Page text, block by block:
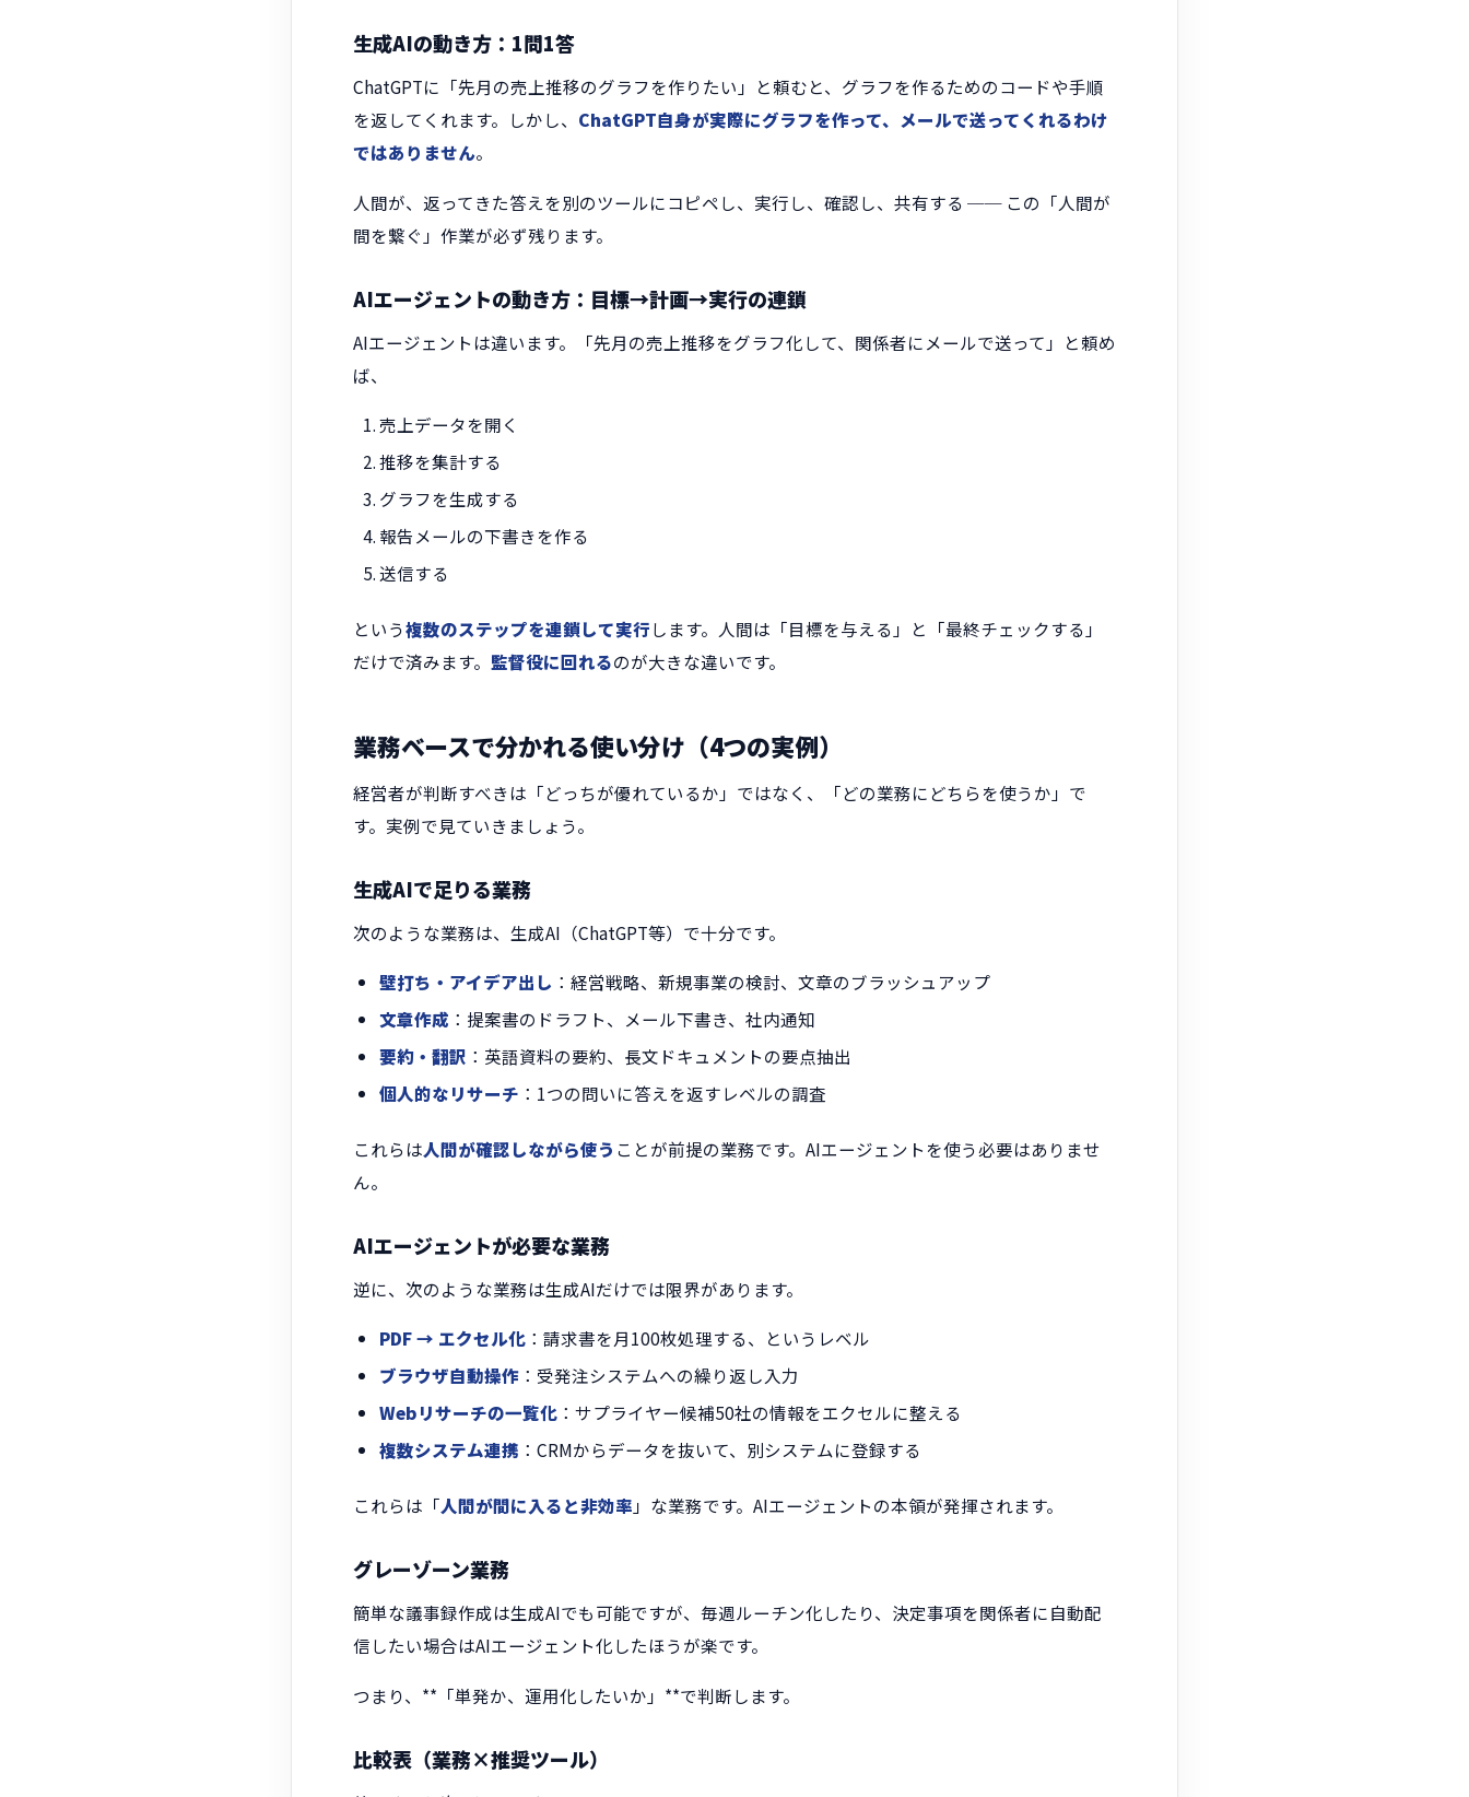
生成AIの動き方：1問1答
ChatGPTに「先月の売上推移のグラフを作りたい」と頼むと、グラフを作るためのコードや手順
を返してくれます。しかし、 ChatGPT自身が実際にグラフを作って、メールで送ってくれるわけ
ではありません。
人間が、返ってきた答えを別のツールにコピペし、実行し、確認し、共有する ── この「人間が
間を繋ぐ」作業が必ず残ります。
AIエージェントの動き方：目標→計画→実行の連鎖
AIエージェントは違います。「先月の売上推移をグラフ化して、関係者にメールで送って」と頼め
ば、
売上データを開く
推移を集計する
グラフを生成する
報告メールの下書きを作る
送信する
という複数のステップを連鎖して実行します。人間は「目標を与える」と「最終チェックする」
だけで済みます。 監督役に回れるのが大きな違いです。
業務ベースで分かれる使い分け（4つの実例）
経営者が判断すべきは「どっちが優れているか」ではなく、「どの業務にどちらを使うか」で
す。実例で見ていきましょう。
生成AIで足りる業務
次のような業務は、生成AI（ChatGPT等）で十分です。
壁打ち・アイデア出し ：経営戦略、新規事業の検討、文章のブラッシュアップ
文章作成 ：提案書のドラフト、メール下書き、社内通知
要約・翻訳 ：英語資料の要約、長文ドキュメントの要点抽出
個人的なリサーチ ：1つの問いに答えを返すレベルの調査
これらは人間が確認しながら使う ことが前提の業務です。AIエージェントを使う必要はありませ
ん。
AIエージェントが必要な業務
逆に、次のような業務は生成AIだけでは限界があります。
PDF → エクセル化 ：請求書を月100枚処理する、というレベル
ブラウザ自動操作 ：受発注システムへの繰り返し入力
Webリサーチの一覧化 ：サプライヤー候補50社の情報をエクセルに整える
複数システム連携 ：CRMからデータを抜いて、別システムに登録する
これらは「人間が間に入ると非効率 」な業務です。AIエージェントの本領が発揮されます。
グレーゾーン業務
簡単な議事録作成は生成AIでも可能ですが、毎週ルーチン化したり、決定事項を関係者に自動配
信したい場合はAIエージェント化したほうが楽です。
つまり、**「単発か、運用化したいか」**で判断します。
比較表（業務×推奨ツール）